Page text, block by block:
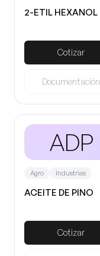
2-ETIL HEXANOL
Cotizar
Documentación
ADP
Agro Industrias
ACEITE DE PINO
Cotizar